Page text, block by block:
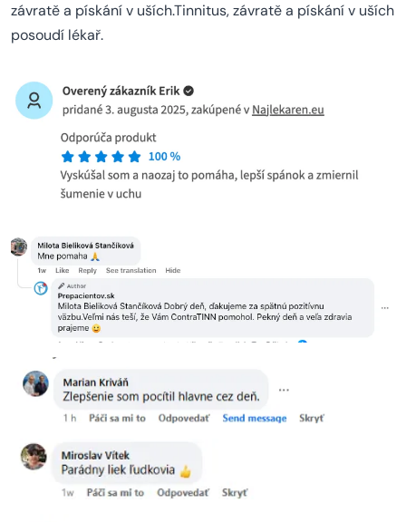
závratě a pískání v uších.Tinnitus, závratě a pískání v uších
posoudí lékař.